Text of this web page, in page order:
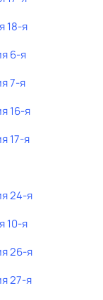
18-я
6-я
7-я
16-я
17-я
24-я
10-я
26-я
27-я